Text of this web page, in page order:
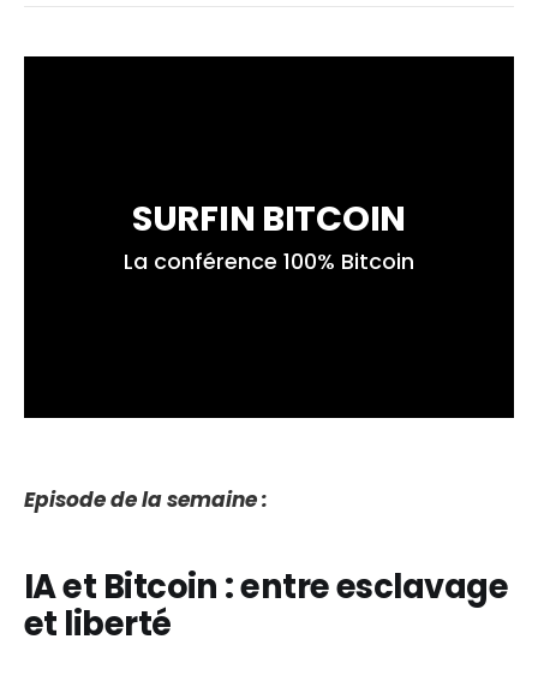
SURFIN BITCOIN
La conférence 100% Bitcoin
Episode de la semaine :
IA et Bitcoin : entre esclavage
et liberté